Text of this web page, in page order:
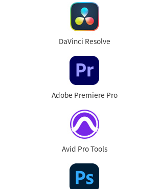
DaVinci Resolve
Adobe Premiere Pro
Avid Pro Tools